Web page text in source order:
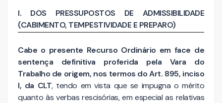
I. DOS PRESSUPOSTOS DE ADMISSIBILIDADE
(CABIMENTO, TEMPESTIVIDADE E PREPARO)
Cabe o presente Recurso Ordinário em face de
sentença definitiva proferida pela Vara do
Trabalho de origem, nos termos do Art. 895, inciso
I, da CLT, tendo em vista que se impugna o mérito
quanto às verbas rescisórias, em especial as relativas